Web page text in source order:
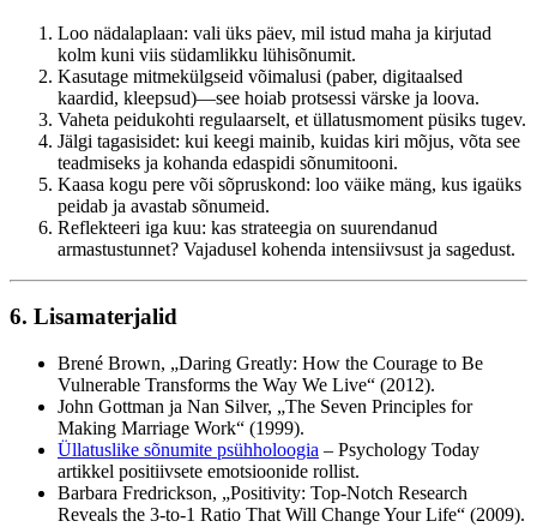
Loo nädalaplaan: vali üks päev, mil istud maha ja kirjutad
kolm kuni viis südamlikku lühisõnumit.
Kasutage mitmekülgseid võimalusi (paber, digitaalsed
kaardid, kleepsud)—see hoiab protsessi värske ja loova.
Vaheta peidukohti regulaarselt, et üllatusmoment püsiks tugev.
Jälgi tagasisidet: kui keegi mainib, kuidas kiri mõjus, võta see
teadmiseks ja kohanda edaspidi sõnumitooni.
Kaasa kogu pere või sõpruskond: loo väike mäng, kus igaüks
peidab ja avastab sõnumeid.
Reflekteeri iga kuu: kas strateegia on suurendanud
armastustunnet? Vajadusel kohenda intensiivsust ja sagedust.
6. Lisamaterjalid
Brené Brown, „Daring Greatly: How the Courage to Be
Vulnerable Transforms the Way We Live“ (2012).
John Gottman ja Nan Silver, „The Seven Principles for
Making Marriage Work“ (1999).
Üllatuslike sõnumite psühholoogia – Psychology Today
artikkel positiivsete emotsioonide rollist.
Barbara Fredrickson, „Positivity: Top-Notch Research
Reveals the 3-to-1 Ratio That Will Change Your Life“ (2009).